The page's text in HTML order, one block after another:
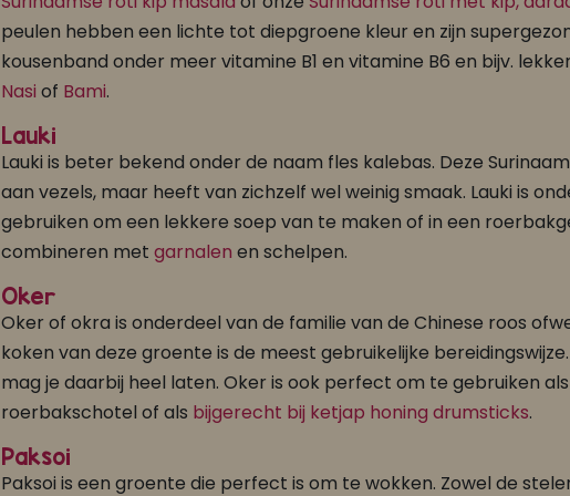
peulen hebben een lichte tot diepgroene kleur en zijn
kousenband onder meer vitamine B1 en vitamine B6 en bijv.
Nasi of Bami.
Lauki
Lauki is beter bekend onder de naam fles kalebas. Deze
aan vezels, maar heeft van zichzelf wel weinig smaak. Lauki is
gebruiken om een lekkere soep van te maken of in een
combineren met garnalen en schelpen.
Oker
Oker of okra is onderdeel van de familie van de Chinese roos
koken van deze groente is de meest gebruikelijke
mag je daarbij heel laten. Oker is ook perfect om te gebruiken
roerbakschotel of als bijgerecht bij ketjap honing drumsticks.
Paksoi
Paksoi is een groente die perfect is om te wokken. Zowel de